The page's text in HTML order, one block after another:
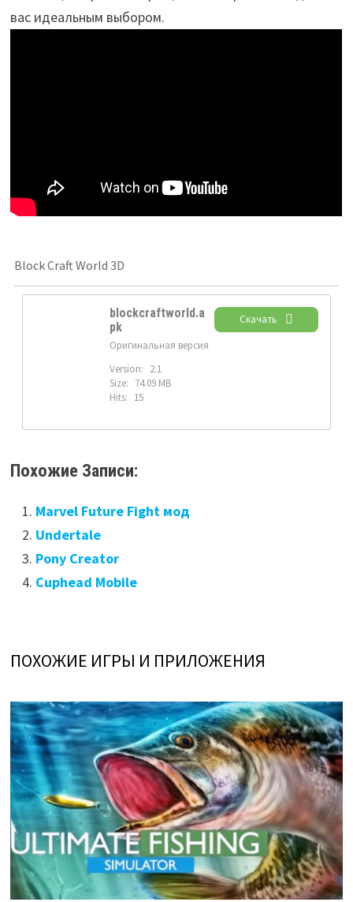
вас идеальным выбором.
Block Craft World 3D
blockcraftworld.a
pk
Оригинальная версия
Version: 2.1
Size: 74.09 MB
Hits: 15
Скачать
Похожие Записи:
Marvel Future Fight мод
Undertale
Pony Creator
Cuphead Mobile
ПОХОЖИЕ ИГРЫ И ПРИЛОЖЕНИЯ